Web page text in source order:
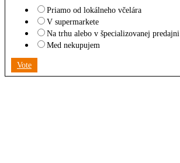
Priamo od lokálneho včelára
V supermarkete
Na trhu alebo v špecializovanej predajni
Med nekupujem
Vote